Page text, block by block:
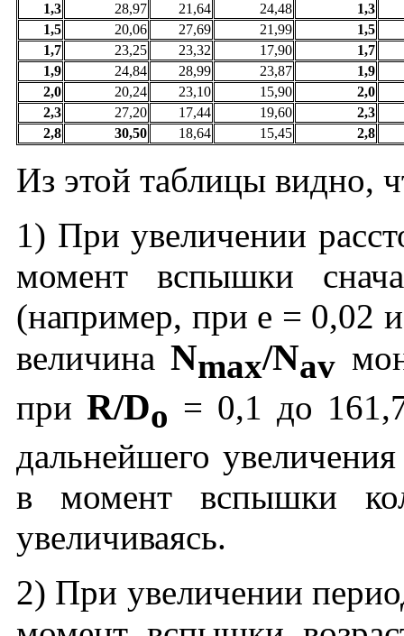
1,3
28,97 21,64 24,48
1,3
1,5
20,06 27,69 21,99
1,5
1,7
23,25 23,32 17,90
1,7
1,9
24,84 28,99 23,87
1,9
2,0
20,24 23,10 15,90
2,0
2,3
27,20 17,44 19,60
2,3
2,8
30,50 18,64 15,45 2,8
Из этой таблицы видно,
1) При увеличении
момент вспышки
(например, при е = 0,02
величинаNmax/Nav
при R/Do = 0,1 до
дальнейшего
в момент вспышки
увеличиваясь.
2) При увеличении